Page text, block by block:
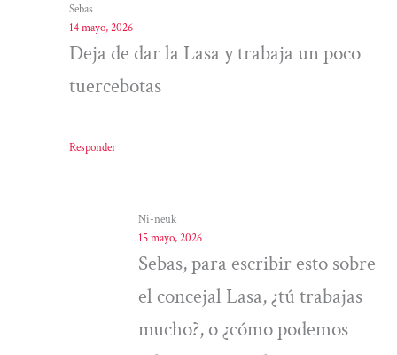
Sebas
14 mayo, 2026
Deja de dar la Lasa y trabaja un poco
tuercebotas
Responder
Ni-neuk
15 mayo, 2026
Sebas, para escribir esto sobre
el concejal Lasa, ¿tú trabajas
mucho?, o ¿cómo podemos